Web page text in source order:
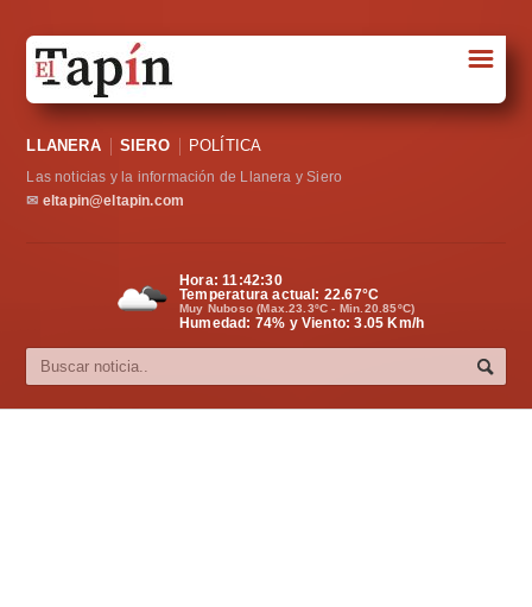
Sociedad
Política
Cultura
☰
LLANERA SIERO POLÍTICA
Las noticias y la información de Llanera y Siero
✉ eltapin@eltapin.com
Hora:11:42:31
Temperatura actual: 22.67°C
Muy Nuboso (Max.23.3ºC - Min.20.85ºC)
Humedad: 74% y Viento: 3.05 Km/h